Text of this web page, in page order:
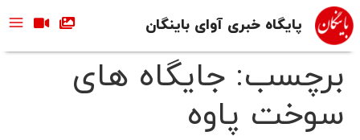
پایگاه خبری آوای باینگان
برچسب: جایگاه های
سوخت پاوه